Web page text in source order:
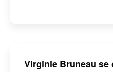
Virginie Bruneau se